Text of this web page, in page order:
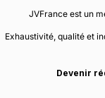
JVFrance est un
Exhaustivité, qualité et
Devenir